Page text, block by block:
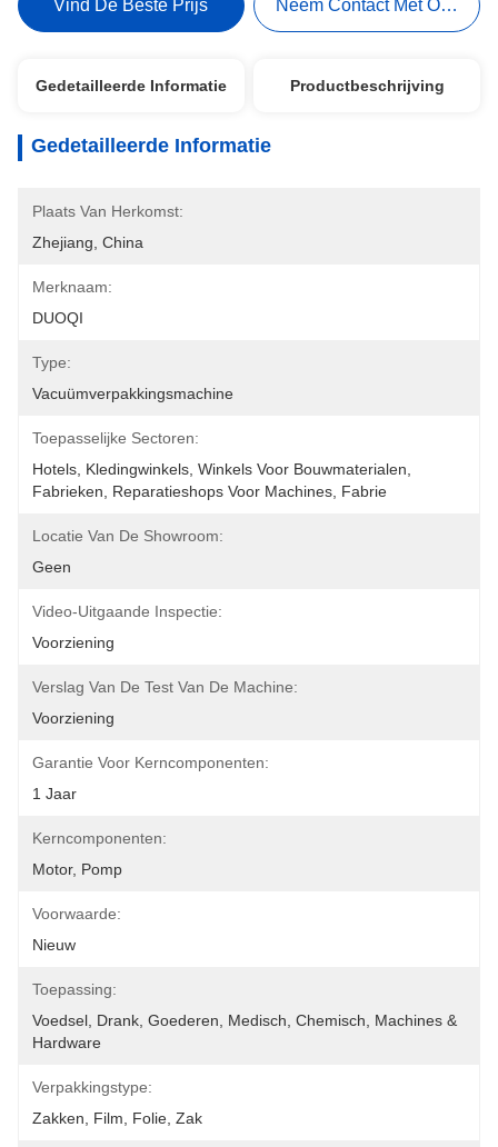
Vind De Beste Prijs Neem Contact Met Ons Op
Gedetailleerde Informatie Productbeschrijving
Gedetailleerde Informatie
Plaats Van Herkomst:
Zhejiang, China
Merknaam:
DUOQI
Type:
Vacuümverpakkingsmachine
Toepasselijke Sectoren:
Hotels, Kledingwinkels, Winkels Voor Bouwmaterialen,
Fabrieken, Reparatieshops Voor Machines, Fabrie
Locatie Van De Showroom:
Geen
Video-Uitgaande Inspectie:
Voorziening
Verslag Van De Test Van De Machine:
Voorziening
Garantie Voor Kerncomponenten:
1 Jaar
Kerncomponenten:
Motor, Pomp
Voorwaarde:
Nieuw
Toepassing:
Voedsel, Drank, Goederen, Medisch, Chemisch, Machines &
Hardware
Verpakkingstype:
Zakken, Film, Folie, Zak